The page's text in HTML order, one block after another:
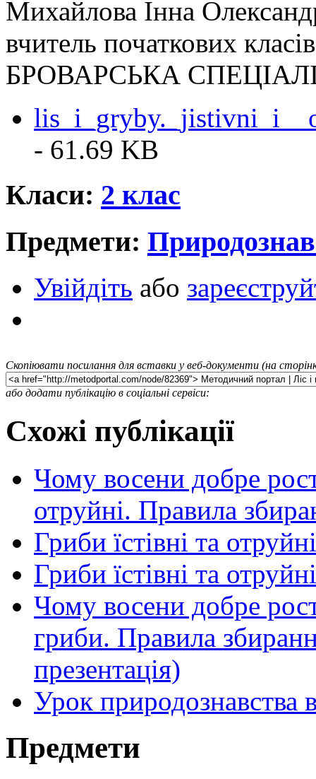
Михайлова Інна
вчитель початкових класів
БРОВАРСЬКА
- 61.69 KB
Класи: 2 клас
Предмети:
Увійдіть або
Скопіювати посилання для вставки у веб-документи (на
або додати публікацію в соціальні сервіси:
Схожі публікації
Чому восени добре
отруйні. Правила
Гриби їстівні та
Гриби їстівні та отруйні
Чому восени добре
гриби. Правила
презентація)
Урок природознавства
Предмети